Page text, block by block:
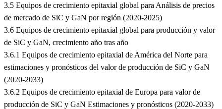
3.5 Equipos de crecimiento epitaxial global para Análisis de precios
de mercado de SiC y GaN por región (2020-2025)
3.6 Equipos de crecimiento epitaxial global para producción y valor
de SiC y GaN, crecimiento año tras año
3.6.1 Equipos de crecimiento epitaxial de América del Norte para
estimaciones y pronósticos del valor de producción de SiC y GaN
(2020-2033)
3.6.2 Equipos de crecimiento epitaxial de Europa para valor de
producción de SiC y GaN Estimaciones y pronósticos (2020-2033)